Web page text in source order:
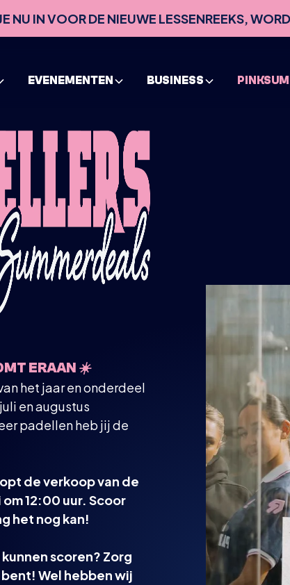
NU IN VOOR DE NIEUWE LESSENREEKS,
EVENEMENTEN BUSINESS
ERAAN ☀️
het jaar en onderdeel
en augustus
padellen heb jij de
de verkoop van de
12:00 uur. Scoor
het nog kan!
scoren? Zorg
Wel hebben wij